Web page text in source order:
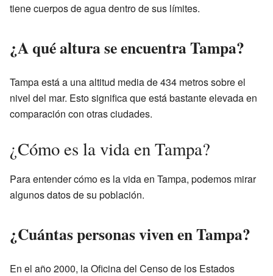
tiene cuerpos de agua dentro de sus límites.
¿A qué altura se encuentra Tampa?
Tampa está a una altitud media de 434 metros sobre el
nivel del mar. Esto significa que está bastante elevada en
comparación con otras ciudades.
¿Cómo es la vida en Tampa?
Para entender cómo es la vida en Tampa, podemos mirar
algunos datos de su población.
¿Cuántas personas viven en Tampa?
En el año 2000, la Oficina del Censo de los Estados